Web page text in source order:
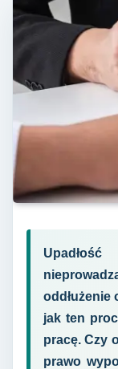
oddłużenie
jak ten
pracę. Czy
prawo